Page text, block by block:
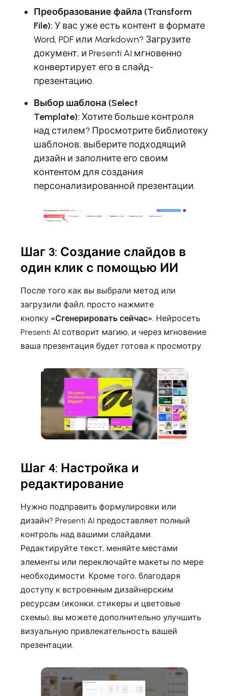
Преобразование файла (Transform
File): У вас уже есть контент в формате
Word, PDF или Markdown? Загрузите
документ, и Presenti AI мгновенно
конвертирует его в слайд-
презентацию.
Выбор шаблона (Select
Template): Хотите больше контроля
над стилем? Просмотрите библиотеку
шаблонов, выберите подходящий
дизайн и заполните его своим
контентом для создания
персонализированной презентации.
Шаг 3: Создание слайдов в
один клик с помощью ИИ
После того как вы выбрали метод или
загрузили файл, просто нажмите
кнопку «Сгенерировать сейчас». Нейросеть
Presenti AI сотворит магию, и через мгновение
ваша презентация будет готова к просмотру.
Шаг 4: Настройка и
редактирование
Нужно подправить формулировки или
дизайн? Presenti AI предоставляет полный
контроль над вашими слайдами.
Редактируйте текст, меняйте местами
элементы или переключайте макеты по мере
необходимости. Кроме того, благодаря
доступу к встроенным дизайнерским
ресурсам (иконки, стикеры и цветовые
схемы), вы можете дополнительно улучшить
визуальную привлекательность вашей
презентации.